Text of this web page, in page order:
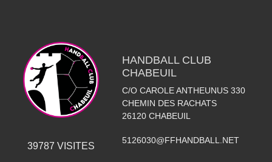
39787 VISITES
HANDBALL CLUB
CHABEUIL
C/O CAROLE ANTHEUNUS 330
CHEMIN DES RACHATS
26120 CHABEUIL
5126030@FFHANDBALL.NET